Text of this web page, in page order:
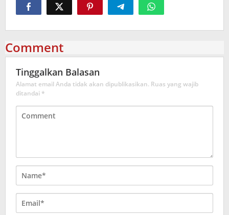
Comment
Tinggalkan Balasan
Alamat email Anda tidak akan dipublikasikan. Ruas yang wajib
ditandai *